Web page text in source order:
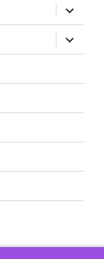
expandir
el
menú
inferior
expandir
el
menú